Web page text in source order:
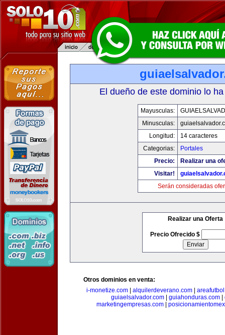
El dueño de este dominio lo
Mayusculas:
Minusculas:
Longitud:
14 caracteres
Categorias:
Portales
Precio:
Realizar una
Visitar!
Serán consideradas
Realizar una Oferta
Precio Ofrecido $
Otros dominios en venta:
i-monetize.com
alquilerdeverano.com
guiaelsalvador.com| guiahonduras.com|
marketingempresas.com